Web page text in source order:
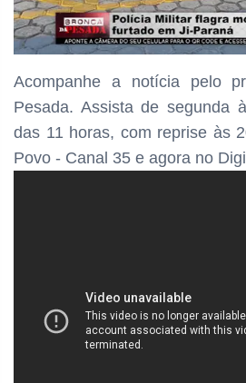
Acompanhe a notícia pelo
Pesada. Assista de segunda
das 11 horas, com reprise às
Povo - Canal 35 e agora no